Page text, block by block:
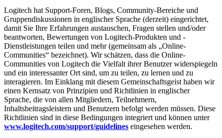
Logitech hat Support-Foren, Blogs, Community-Bereiche und
Gruppendiskussionen in englischer Sprache (derzeit) eingerichtet,
damit Sie Ihre Erfahrungen austauschen, Fragen stellen und/oder
beantworten, Bewertungen von Logitech-Produkten und -
Dienstleistungen teilen und mehr (gemeinsam als „Online-
Communities“ bezeichnet). Wir schätzen, dass die Online-
Communities von Logitech die Vielfalt ihrer Benutzer widerspiegeln
und ein interessanter Ort sind, um zu teilen, zu lernen und zu
interagieren. Im Einklang mit diesem Gemeinschaftsgeist haben wir
einen Kernsatz von Prinzipien und Richtlinien in englischer
Sprache, die von allen Mitgliedern, Teilnehmern,
Inhaltsbeitragsleistern und Benutzern befolgt werden müssen. Diese
Richtlinien sind in diese Bedingungen integriert und können unter
www.logitech.com/support/guidelines eingesehen werden.